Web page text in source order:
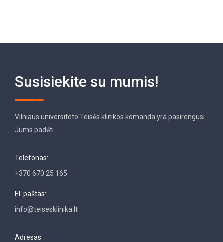
Susisiekite su mumis!
Vilniaus universiteto Teisės klinikos komanda yra pasirengusi
Jums padėti.
Telefonas:
+370 670 25 165
El. paštas:
info@teisesklinika.lt
Adresas: